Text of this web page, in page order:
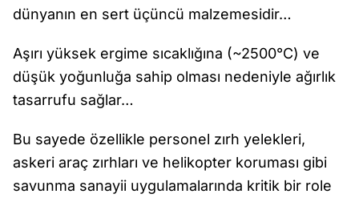
dünyanın en sert üçüncü malzemesidir…
Aşırı yüksek ergime sıcaklığına (~2500°C) ve
düşük yoğunluğa sahip olması nedeniyle ağırlık
tasarrufu sağlar…
Bu sayede özellikle personel zırh yelekleri,
askeri araç zırhları ve helikopter koruması gibi
savunma sanayii uygulamalarında kritik bir role